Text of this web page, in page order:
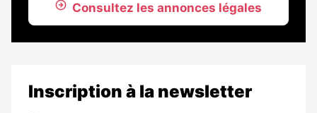
Consultez les annonces légales
Inscription à la newsletter